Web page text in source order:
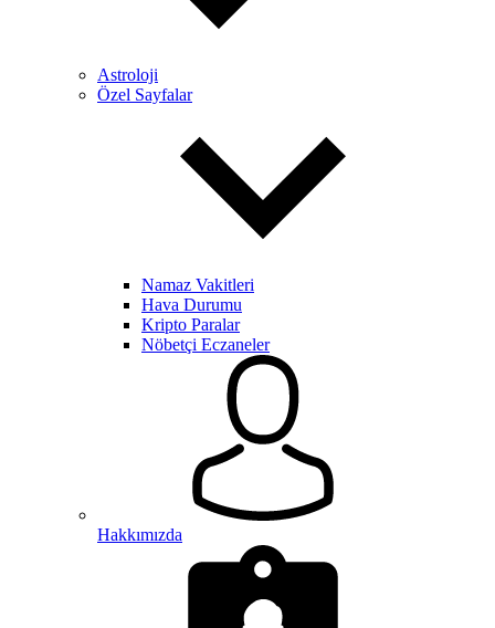
Astroloji
Özel Sayfalar
Namaz Vakitleri
Hava Durumu
Kripto Paralar
Nöbetçi Eczaneler
Hakkımızda